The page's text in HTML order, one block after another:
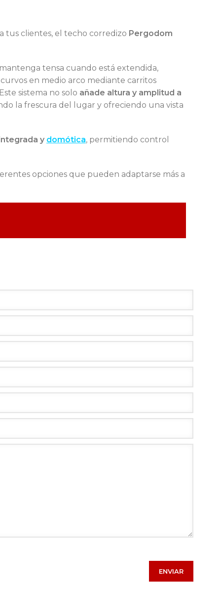
tus clientes, el techo corredizo Pergodom
tensa cuando está extendida,
en medio arco mediante carritos
sistema no solo añade altura y amplitud a
la frescura del lugar y ofreciendo una vista
y domótica, permitiendo control
opciones que pueden adaptarse más a